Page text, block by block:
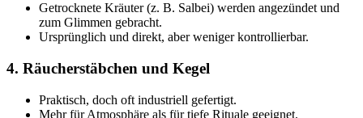
Getrocknete Kräuter (z. B. Salbei) werden angezündet und
zum Glimmen gebracht.
Ursprünglich und direkt, aber weniger kontrollierbar.
4. Räucherstäbchen und Kegel
Praktisch, doch oft industriell gefertigt.
Mehr für Atmosphäre als für tiefe Rituale geeignet.